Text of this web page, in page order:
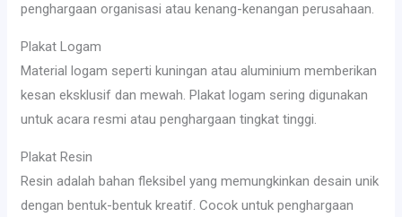
penghargaan organisasi atau kenang-kenangan perusahaan.
Plakat Logam
Material logam seperti kuningan atau aluminium memberikan
kesan eksklusif dan mewah. Plakat logam sering digunakan
untuk acara resmi atau penghargaan tingkat tinggi.
Plakat Resin
Resin adalah bahan fleksibel yang memungkinkan desain unik
dengan bentuk-bentuk kreatif. Cocok untuk penghargaan